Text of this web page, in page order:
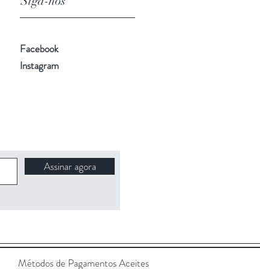
Facebook
Instagram
Assinar agora
Métodos de Pagamentos Aceites